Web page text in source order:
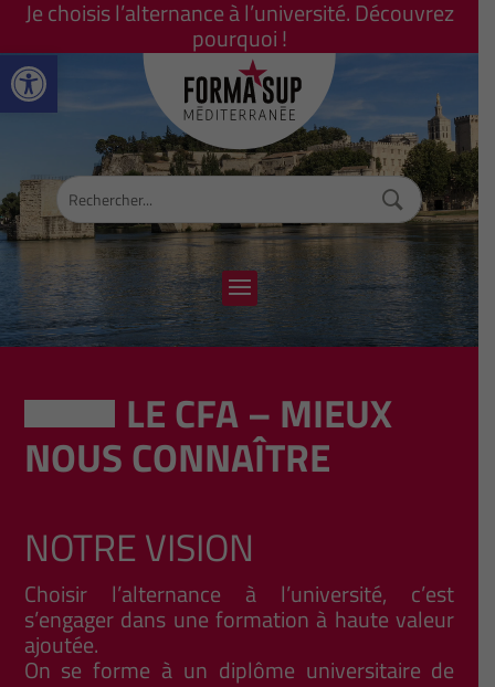
Ouvrir la barre d’outils
Je choisis l’alternance à l’université. Découvrez
pourquoi !
LE CFA – MIEUX
NOUS CONNAÎTRE
NOTRE VISION
Choisir l’alternance à l’université, c’est
s’engager dans une formation à haute valeur
ajoutée.
On se forme à un diplôme universitaire de